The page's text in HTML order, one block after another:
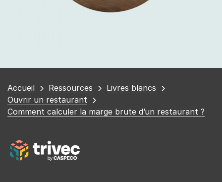
Vous
êtes
ici
Accueil Ressources
Livres blancs
Ouvrir un restaurant
Comment calculer la marge brute d’un restaurant ?